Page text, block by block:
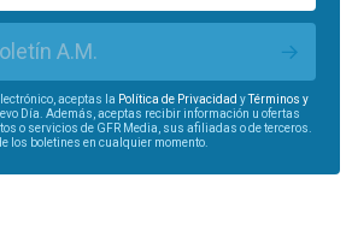
A.M.
aceptas la Política de Privacidad yTérminos y
Día. Además, aceptas recibir información u ofertas
o servicios de GFR Media, sus afiliadas o de terceros.
los boletines en cualquier momento.